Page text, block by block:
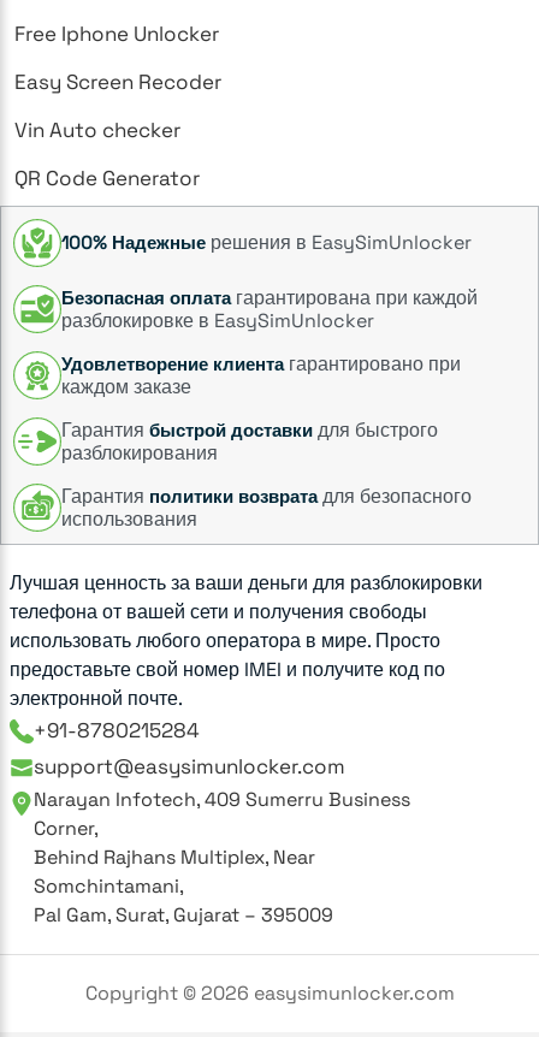
Free Iphone Unlocker
Easy Screen Recoder
Vin Auto checker
QR Code Generator
100% Надежные решения в EasySimUnlocker
Безопасная оплатагарантирована при каждой
разблокировке в EasySimUnlocker
Удовлетворение клиентагарантировано при
каждом заказе
Гарантия быстрой доставки для быстрого
разблокирования
Гарантия политики возвратадля безопасного
использования
Лучшая ценность за ваши деньги для разблокировки
телефона от вашей сети и получения свободы
использовать любого оператора в мире. Просто
предоставьте свой номер IMEI и получите код по
электронной почте.
+91-8780215284
support@easysimunlocker.com
Narayan Infotech, 409 Sumerru Business
Corner,
Behind Rajhans Multiplex, Near
Somchintamani,
Pal Gam, Surat, Gujarat – 395009
Copyright ©2026 easysimunlocker.com